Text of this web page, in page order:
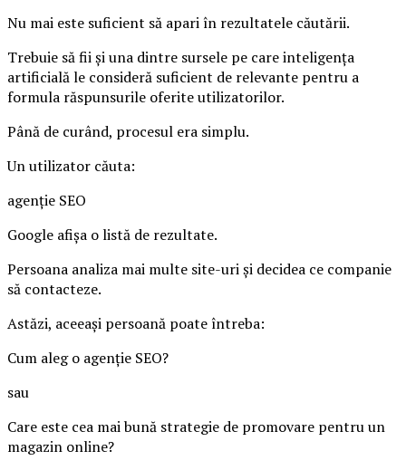
Nu mai este suficient să apari în rezultatele căutării.
Trebuie să fii și una dintre sursele pe care inteligența
artificială le consideră suficient de relevante pentru a
formula răspunsurile oferite utilizatorilor.
Până de curând, procesul era simplu.
Un utilizator căuta:
agenție SEO
Google afișa o listă de rezultate.
Persoana analiza mai multe site-uri și decidea ce companie
să contacteze.
Astăzi, aceeași persoană poate întreba:
Cum aleg o agenție SEO?
sau
Care este cea mai bună strategie de promovare pentru un
magazin online?